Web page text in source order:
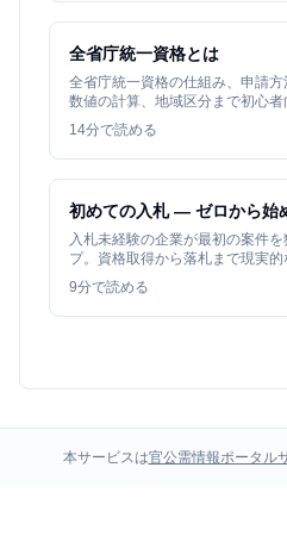
全省庁統一資格とは
全省庁統一資格の仕組み、申請
数値の計算、地域区分まで初心者
14分で読める
初めての入札 — ゼロから始
入札未経験の企業が最初の案件
プ。資格取得から落札まで現実的
9分で読める
本サービスは官公需情報ポータル